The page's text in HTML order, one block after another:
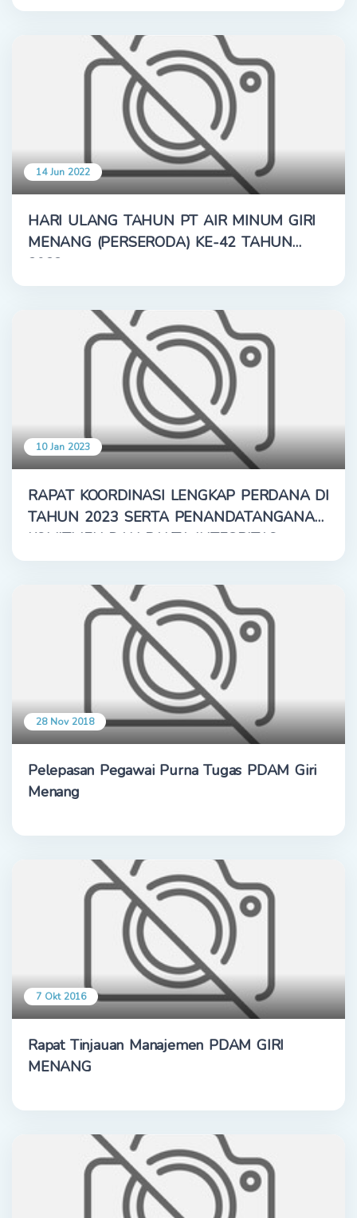
14 Jun 2022
HARI ULANG TAHUN PT AIR MINUM GIRI
MENANG (PERSERODA) KE-42 TAHUN
2022
10 Jan 2023
RAPAT KOORDINASI LENGKAP PERDANA DI
TAHUN 2023 SERTA PENANDATANGANAN
KOMITMEN DAN PAKTA INTEGRITAS
28 Nov 2018
Pelepasan Pegawai Purna Tugas PDAM Giri
Menang
7 Okt 2016
Rapat Tinjauan Manajemen PDAM GIRI
MENANG